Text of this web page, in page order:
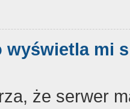
wyświetla mi
że serwer